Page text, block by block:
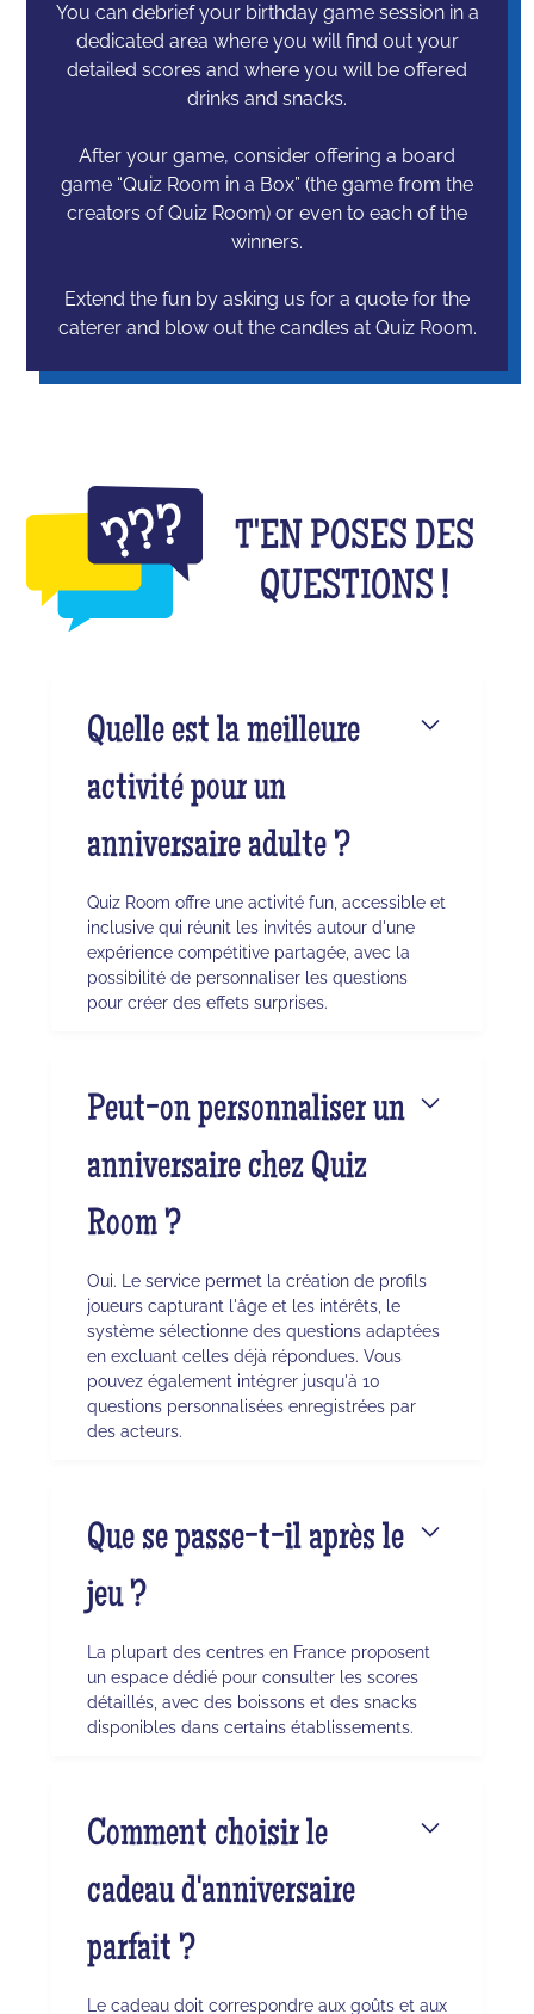
You can debrief your birthday game session in a
dedicated area where you will find out your
detailed scores and where you will be offered
drinks and snacks.
After your game, consider offering a board
game “Quiz Room in a Box” (the game from the
creators of Quiz Room) or even to each of the
winners.
Extend the fun by asking us for a quote for the
caterer and blow out the candles at Quiz Room.
T'EN POSES DES
QUESTIONS !
Quelle est la meilleure
activité pour un
anniversaire adulte ?
Quiz Room offre une activité fun, accessible et
inclusive qui réunit les invités autour d'une
expérience compétitive partagée, avec la
possibilité de personnaliser les questions
pour créer des effets surprises.
Peut-on personnaliser un
anniversaire chez Quiz
Room ?
Oui. Le service permet la création de profils
joueurs capturant l'âge et les intérêts, le
système sélectionne des questions adaptées
en excluant celles déjà répondues. Vous
pouvez également intégrer jusqu'à 10
questions personnalisées enregistrées par
des acteurs.
Que se passe-t-il après le
jeu ?
La plupart des centres en France proposent
un espace dédié pour consulter les scores
détaillés, avec des boissons et des snacks
disponibles dans certains établissements.
Comment choisir le
cadeau d'anniversaire
parfait ?
Le cadeau doit correspondre aux goûts et aux